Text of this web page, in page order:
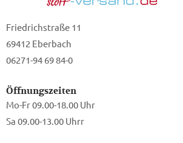
Friedrichstraße 11
69412 Eberbach
06271-94 69 84-0
Öffnungszeiten
Mo-Fr 09.00-18.00 Uhr
Sa 09.00-13.00 Uhrr